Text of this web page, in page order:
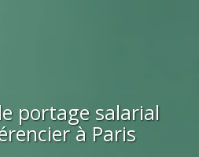
portage salarial
à Paris